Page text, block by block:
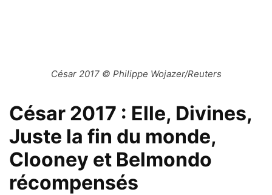
César 2017 © Philippe Wojazer/Reuters
César 2017 : Elle, Divines,
Juste la fin du monde,
Clooney et Belmondo
récompensés